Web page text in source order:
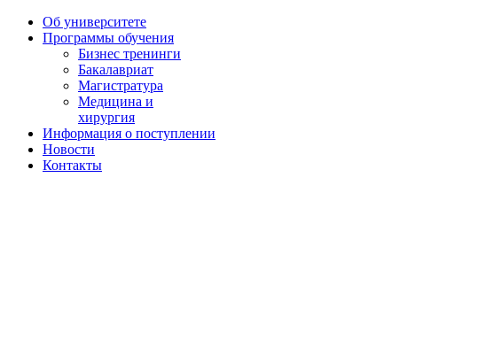
Об университете
Программы обучения
Бизнес тренинги
Бакалавриат
Магистратура
Медицина и
хирургия
Информация о поступлении
Новости
Контакты